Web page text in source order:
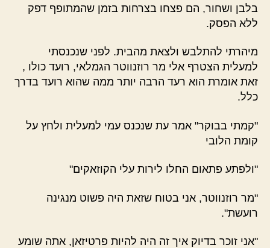
בלבן ושחור, הם פצחו בצרחות בזמן שהמתופף דפק
ללא הפסק.
מיהרתי להתלבש ולצאת מהבית. לפני שנכנסתי
למעלית הצטרף אלי מר רוזנווטר הגמלאי, רועד כולו ,
זאת אומרת הוא רעד הרבה יותר ממה שהוא רועד בדרך
כלל.
"קמתי בבוקר" אמר עת שנכנס עמי למעלית ולחץ על
קומת הלובי
"ולפתע פתאום החלו לירות עלי הקוזאקים"
"מר רוזנווטר, אני בטוח שזאת היה פשוט מנגינה
רועשת".
"אני זוכר בדיוק איך זה היה להיות פרטיזאן, אתה שומע